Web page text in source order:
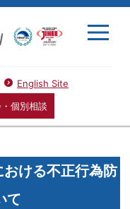
English Site
個別相談
ける不正行為防
て